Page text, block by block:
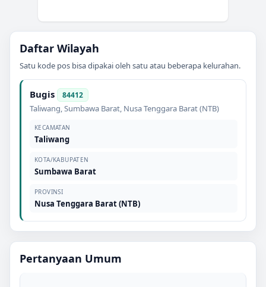
Daftar Wilayah
Satu kode pos bisa dipakai oleh satu atau beberapa kelurahan.
Bugis 84412
Taliwang,Sumbawa Barat, Nusa Tenggara Barat (NTB)
KECAMATAN
Taliwang
KOTA/KABUPATEN
Sumbawa Barat
PROVINSI
Nusa Tenggara Barat (NTB)
Pertanyaan Umum